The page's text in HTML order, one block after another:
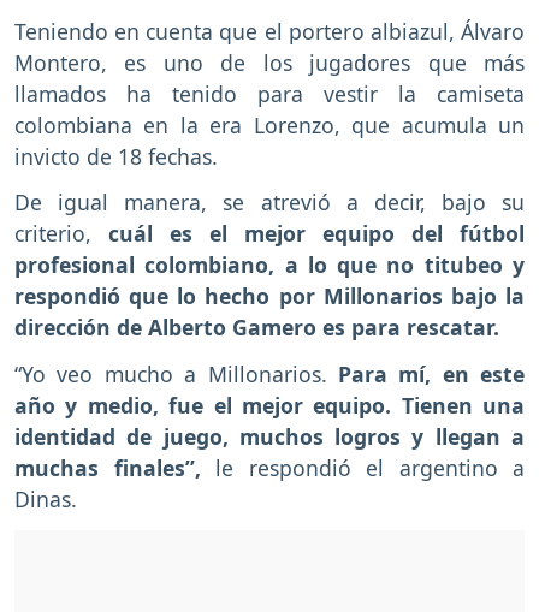
Teniendo en cuenta que el portero albiazul, Álvaro
Montero, es uno de los jugadores que más
llamados ha tenido para vestir la camiseta
colombiana en la era Lorenzo, que acumula un
invicto de 18 fechas.
De igual manera, se atrevió a decir, bajo su
criterio, cuál es el mejor equipo del fútbol
profesional colombiano, a lo que no titubeo y
respondió que lo hecho por Millonarios bajo la
dirección de Alberto Gamero es para rescatar.
“Yo veo mucho a Millonarios. Para mí, en este
año y medio, fue el mejor equipo. Tienen una
identidad de juego, muchos logros y llegan a
muchas finales”, le respondió el argentino a
Dinas.